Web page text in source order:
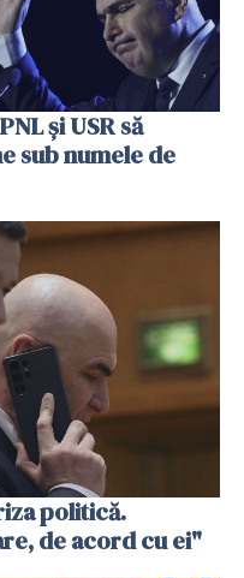
și USR să
sub numele de
politică.
de acord cu ei"